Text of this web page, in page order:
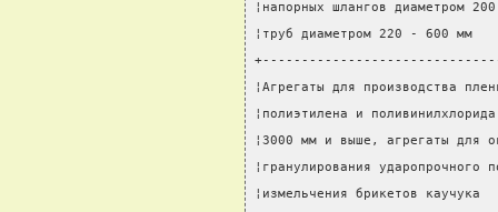
¦напорных шлангов
¦труб диаметром 220 -
¦Агрегаты для
¦полиэтилена и
¦3000 мм и выше, агрегаты
¦гранулирования
¦измельчения брикетов